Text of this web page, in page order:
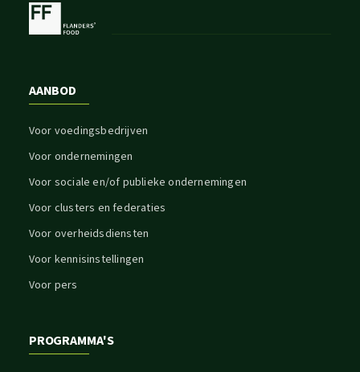
AANBOD
Voor voedingsbedrijven
Voor ondernemingen
Voor sociale en/of publieke ondernemingen
Voor clusters en federaties
Voor overheidsdiensten
Voor kennisinstellingen
Voor pers
PROGRAMMA'S